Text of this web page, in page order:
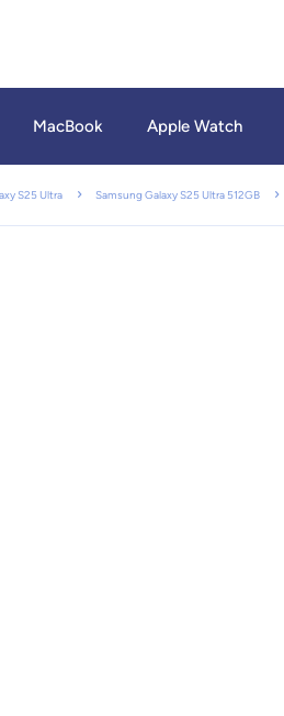
MacBook Apple Watch
S25 Ultra Samsung Galaxy S25 Ultra 512GB